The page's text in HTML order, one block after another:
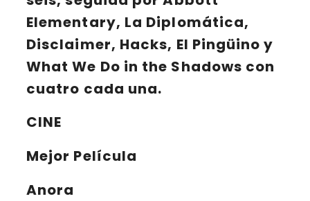
Elementary, La Diplomática,
Disclaimer, Hacks, El Pingüino y
What We Do in the Shadows con
cuatro cada una.
CINE
Mejor Película
Anora